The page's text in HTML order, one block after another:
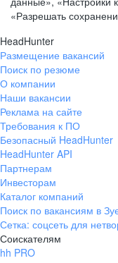
«Разрешать
HeadHunter
Размещение вакансий
Поиск по резюме
О компании
Наши вакансии
Реклама на сайте
Требования к ПО
Безопасный HeadHunter
HeadHunter API
Партнерам
Инвесторам
Каталог компаний
Поиск по вакансиям в
Сетка: соцсеть для
Соискателям
hh PRO